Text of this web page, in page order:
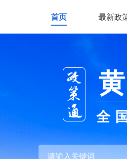
首页 最新政
全